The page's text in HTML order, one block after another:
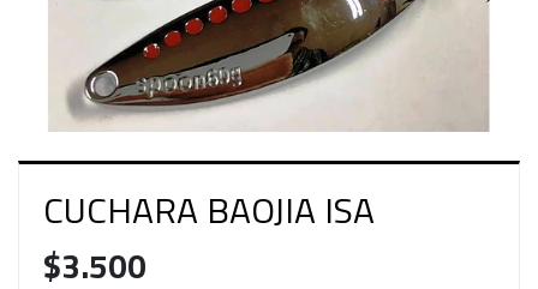
CUCHARA BAOJIA ISA
$3.500